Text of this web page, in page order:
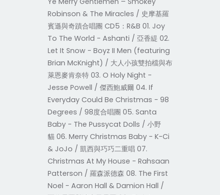
Robinson & The Miracles / 史摩基羅
賓遜與奇蹟合唱團 CD5：R&B 01. Joy
To The World - Ashanti / 亞香緹 02.
Let It Snow - Boyz II Men (featuring
Brian McKnight) / 大人小孩雙拍檔與布
萊恩麥肯奈特 03. O Holy Night -
Jesse Powell / 傑西鮑威爾 04. If
Everyday Could Be Christmas - 98
Degrees / 98度合唱團 05. Santa
Baby - The Pussycat Dolls / 小野
貓 06. Merry Christmas Baby - K-Ci
& JoJo / 凱西與巧巧二重唱 07.
Christmas At My House - Rahsaan
Patterson / 羅森派德森 08. The First
Noel - Aaron Hall & Damion Hall /